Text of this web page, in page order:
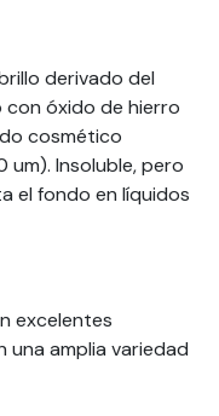
derivado del
óxido de hierro
cosmético
Insoluble, pero
el fondo en líquidos
excelentes
una amplia variedad